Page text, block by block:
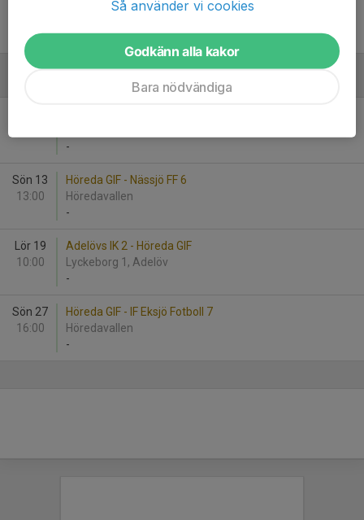
Höreda GIF - Bäckseda IF 3
-
-
Sön 13
13:00
Höreda GIF - Nässjö FF 6
Höredavallen
-
Lör 19
10:00
Adelövs IK 2 - Höreda GIF
Lyckeborg 1, Adelöv
-
Sön 27
16:00
Höreda GIF - IF Eksjö Fotboll 7
Höredavallen
-
Så använder vi cookies
Godkänn alla kakor
Bara nödvändiga